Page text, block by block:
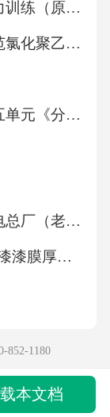
上海老字
次问卷调
次感谢您1
他()6A.短
其他()您
合疫情防
外卖、直
企业的“救
结合丰富
《安塞腰鼓》知识梳理与能力训练（原卷版）
《绿色设计产品评价技术规范氯化聚乙烯》
北师大版五年级数学下册第五单元《分数除法》单元测试卷（含答案）
马鞍山钢铁股份有限公司热电总厂（老区）煤粉锅炉掺烧工业污泥改造项目环境影响报告书
GB/T 13452.2-2008色漆和清漆漆膜厚度的测定
852-1180
本文档